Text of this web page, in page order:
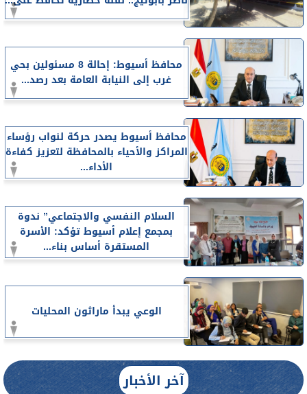
محافظ أسيوط: إحالة 8 مسئولين بحي
غرب إلى النيابة العامة بعد رصد...
محافظ أسيوط يصدر حركة لنواب رؤساء
المراكز والأحياء بالمحافظة لتعزيز كفاءة
الأداء...
السلام النفسي والاجتماعي” ندوة
بمجمع إعلام أسيوط تؤكد: الأسرة
المستقرة أساس بناء...
الوعي يبدأ ماراثون المحليات
آخر الأخبار